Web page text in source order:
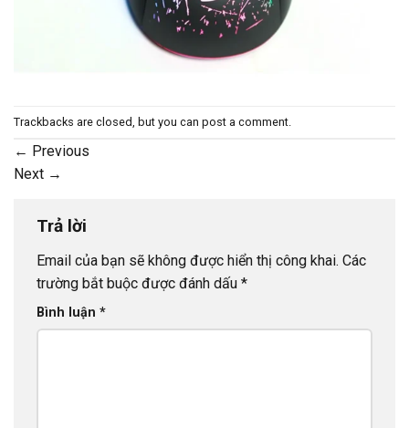
Trackbacks are closed, but you can post a comment
← Previous
Next →
Trả lời
Email của bạn sẽ không được hiển thị công khai. Các
trường bắt buộc được đánh dấu *
Bình luận *